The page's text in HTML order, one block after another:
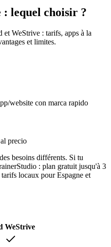
lequel choisir ?
WeStrive : tarifs, apps à la
et limites.
website con marca rapido
precio
besoins différents. Si tu
: plan gratuit jusqu'à 3
locaux pour Espagne et
WeStrive